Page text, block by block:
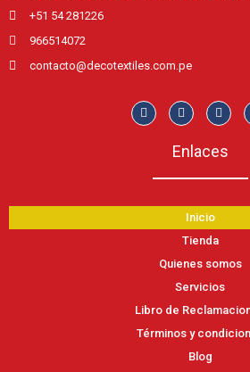
+51 54 281226
966514072
contacto@decotextiles.com.pe
Enlaces
Inicio
Tienda
Quienes somos
Servicios
Libro de
Términos y
Blog